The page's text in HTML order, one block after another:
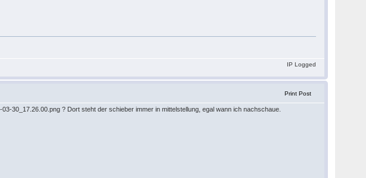
IP Logged
Print Post
30_17.26.00.png ? Dort steht der schieber immer in mittelstellung, egal wann ich nachschaue.